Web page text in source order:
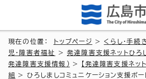
現在の位置： トップページ > くらし・手続
児・障害者福祉
>発達障害支援ネットひろ
発達障害支援情報）
>
【発達障害支援ネッ
組
> ひろしましコミュニケーション支援ボー